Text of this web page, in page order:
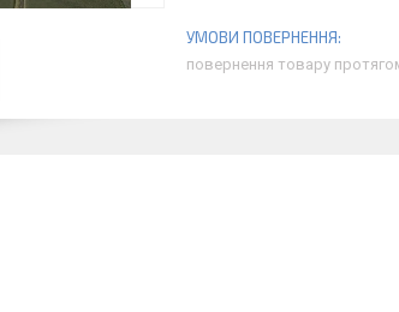
повернення товару